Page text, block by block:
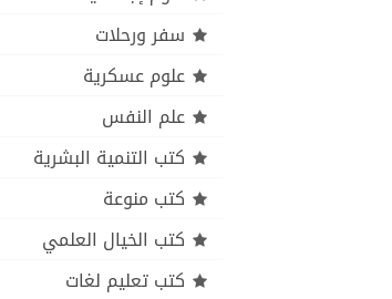
سفر ورحلات
علوم عسكرية
علم النفس
كتب التنمية البشرية
كتب منوعة
كتب الخيال العلمي
كتب تعليم لغات